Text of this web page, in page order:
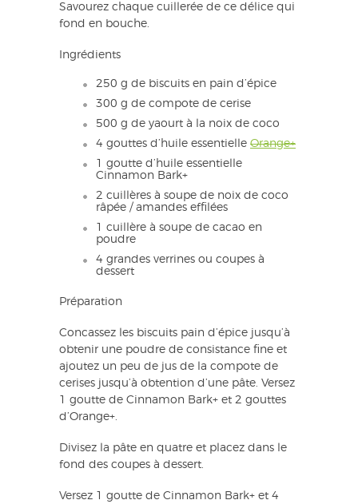
Savourez chaque cuillerée de ce délice qui
fond en bouche.
Ingrédients
250 g de biscuits en pain d’épice
300 g de compote de cerise
500 g de yaourt à la noix de coco
4 gouttes d’huile essentielle Orange+
1 goutte d’huile essentielle
Cinnamon Bark+
2 cuillères à soupe de noix de coco
râpée / amandes effilées
1 cuillère à soupe de cacao en
poudre
4 grandes verrines ou coupes à
dessert
Préparation
Concassez les biscuits pain d’épice jusqu’à
obtenir une poudre de consistance fine et
ajoutez un peu de jus de la compote de
cerises jusqu’à obtention d’une pâte. Versez
1 goutte de Cinnamon Bark+ et 2 gouttes
d’Orange+.
Divisez la pâte en quatre et placez dans le
fond des coupes à dessert.
Versez 1 goutte de Cinnamon Bark+ et 4